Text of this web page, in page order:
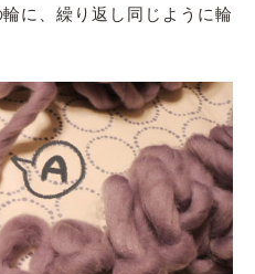
に、繰り返し同じように輪